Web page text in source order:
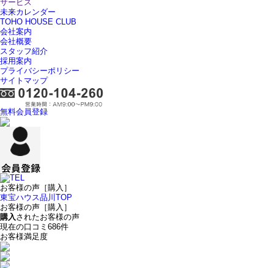
サービス
未来カレンダー
TOHO HOUSE CLUB
会社案内
会社概要
スタッフ紹介
採用案内
プライバシーポリシー
サイトマップ
無料会員登録
お客様の声［購入］
東宝ハウス品川TOP
お客様の声［購入］
購入 されたお客様の声
現在の口コミ 686件
お客様満足度